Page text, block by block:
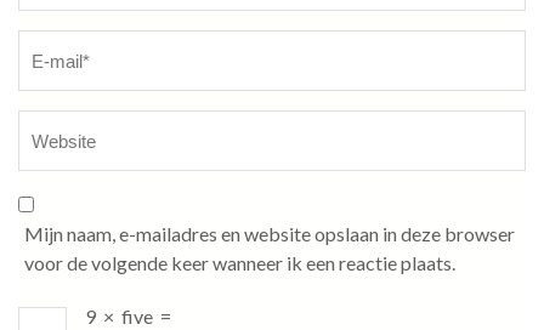
Mijn naam, e-mailadres en website opslaan in deze browser
voor de volgende keer wanneer ik een reactie plaats.
9 × five =